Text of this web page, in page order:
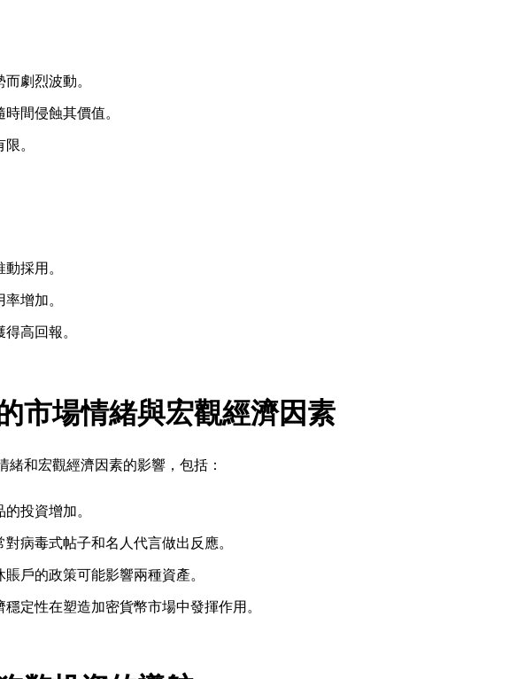
劇烈波動。
間侵蝕其價值。
。
採用。
增加。
高回報。
市場情緒與宏觀經濟因素
和宏觀經濟因素的影響，包括：
投資增加。
對病毒式帖子和名人代言做出反應。
戶的政策可能影響兩種資產。
定性在塑造加密貨幣市場中發揮作用。